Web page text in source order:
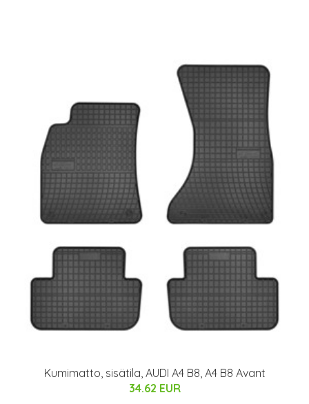
Kumimatto, sisätila, AUDI A4 B8, A4 B8 Avant
34.62 EUR